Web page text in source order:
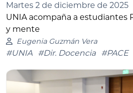
Martes 2 de diciembre de 2025
UNIA acompaña a estudiantes
y mente
Eugenia Guzmán Vera
#UNIA #Dir. Docencia #PACE